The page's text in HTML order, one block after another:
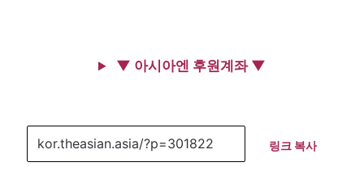
▼ 아시아엔 후원계좌 ▼
링크 복사